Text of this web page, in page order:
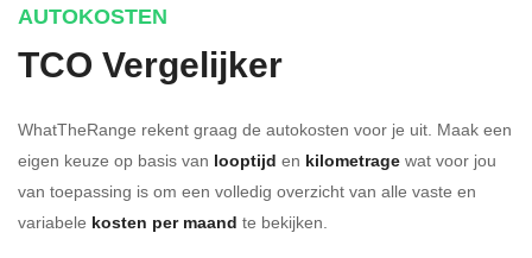
AUTOKOSTEN
TCO Vergelijker
WhatTheRange rekent graag de autokosten voor je uit. Maak een
eigen keuze op basis van looptijd en kilometrage wat voor jou
van toepassing is om een volledig overzicht van alle vaste en
variabele kosten per maand te bekijken.